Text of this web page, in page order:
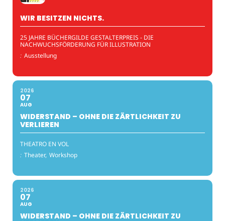
WIR BESITZEN NICHTS.
25 JAHRE BÜCHERGILDE GESTALTERPREIS - DIE
NACHWUCHSFÖRDERUNG FÜR ILLUSTRATION
: Ausstellung
2026
07
AUG
WIDERSTAND – OHNE DIE ZÄRTLICHKEIT ZU
VERLIEREN
THEATRO EN VOL
: Theater, Workshop
2026
07
AUG
WIDERSTAND – OHNE DIE ZÄRTLICHKEIT ZU